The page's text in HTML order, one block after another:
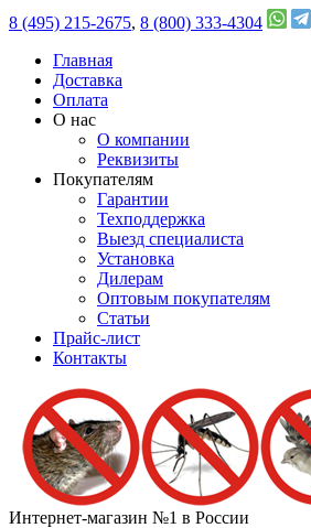
8 (495) 215-2675, 8 (800) 333-4304
Главная
Доставка
Оплата
О нас
О компании
Реквизиты
Покупателям
Гарантии
Техподдержка
Выезд специалиста
Установка
Дилерам
Оптовым покупателям
Статьи
Прайс-лист
Контакты
Интернет-магазин №1 в России